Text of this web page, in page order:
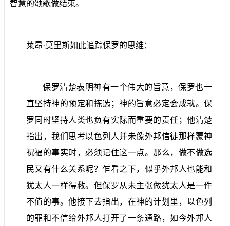
智慧的颂歌做结束。
莱昂·莫里斯如此追踪保罗的思维：
保罗清楚表明神有一个伟大的旨意，保罗也一
直坚持神的预定和拣选；神的旨意必定会成就。保
罗同时坚持人类也负有实际而重要的责任；他清楚
指出，我们思考以色列人并未像外邦信徒那样蒙神
祝福的事实时，必须记住这一点。那么，做不做选
民又有什么关系呢？乍看之下，似乎外邦人也能和
犹太人一样得救。但保罗从未主张做犹太人是一件
不值的事。他接下去指出，在神的计划里，以色列
的罪和不信给外邦人打开了一条通路，如今外邦人